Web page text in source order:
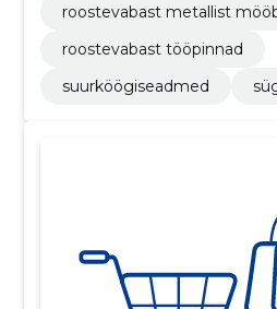
roostevabast metallist
roostevabast tööpinnad
suurköögiseadmed